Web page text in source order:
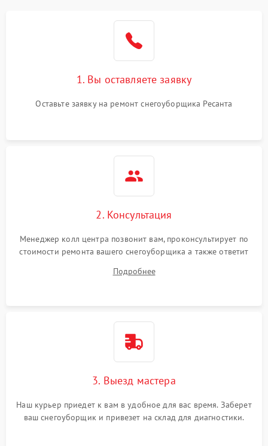
1. Вы оставляете заявку
Оставьте заявку на ремонт снегоуборщика Ресанта
2. Консультация
Менеджер колл центра позвонит вам, проконсультирует по
стоимости ремонта вашего снегоуборщика а также ответит
Подробнее
3. Выезд мастера
Наш курьер приедет к вам в удобное для вас время. Заберет
ваш снегоуборщик и привезет на склад для диагностики.